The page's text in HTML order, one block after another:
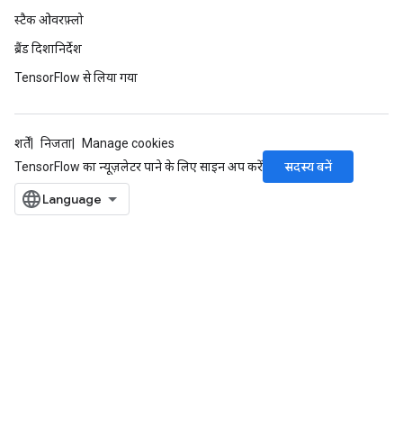
स्टैक ओवरफ़्लो
ब्रैंड दिशानिर्देश
TensorFlow से लिया गया
शर्तें निजता
Manage cookies
TensorFlow का न्यूज़लेटर पाने के लिए साइन अप करें
सदस्य बनें